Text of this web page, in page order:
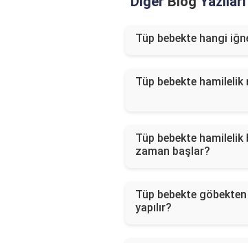
Tüp bebekte hangi
Tüp bebekte hamilelik
Tüp bebekte hamilelik
zaman başlar?
Tüp bebekte
yapılır?